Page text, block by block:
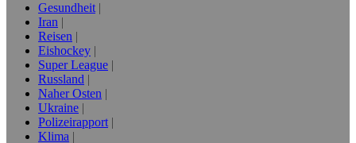
Gesundheit
Iran
Reisen
Eishockey
Super League
Russland
Naher Osten
Ukraine
Polizeirapport
Klima